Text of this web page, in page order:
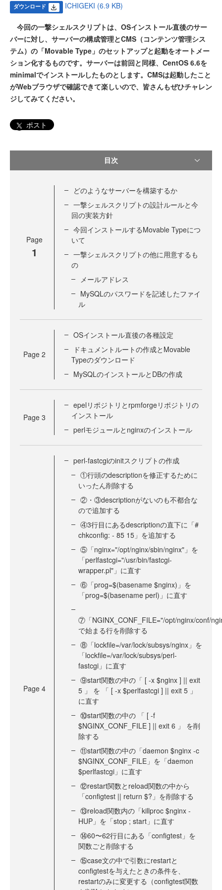
ダウンロード ICHIGEKI (6.9 KB)
今回の一撃シェルスクリプトは、OSインストール直後のサー
バーに対し、サーバーの構成管理とCMS（コンテンツ管理シス
テム）の「Movable Type」のセットアップと起動をオートメー
ション化するものです。サーバーは前回と同様、CentOS 6.6を
minimalでインストールしたものとします。CMSは起動したこと
がWebブラウザで確認できて楽しいので、皆さんもぜひチャレン
ジしてみてください。
ポスト
目次
Page
1
どのようなサーバーを構築するか
一撃シェルスクリプトの設計ルールと今
回の実装方針
今回インストールするMovable Typeにつ
いて
一撃シェルスクリプトの他に用意するも
の
メールアドレス
MySQLのパスワードを記述したファイ
ル
Page 2
OSインストール直後の各種設定
ドキュメントルートの作成とMovable
Typeのダウンロード
MySQLのインストールとDBの作成
Page 3
epelリポジトリとrpmforgeリポジトリの
インストール
perlモジュールとnginxのインストール
Page 4
perl-fastcgiのinitスクリプトの作成
①行頭のdescriptionを修正するために
いったん削除する
②・③descriptionがないのも不都合な
ので追加する
④3行目にあるdescriptionの直下に「#
chkconfig: - 85 15」を追加する
⑤「nginx="/opt/nginx/sbin/nginx"」を
「perlfastcgi="/usr/bin/fastcgi-
wrapper.pl"」に直す
⑥「prog=$(basename $nginx)」を
「prog=$(basename perl)」に直す
⑦「NGINX_CONF_FILE="/opt/nginx/conf/
で始まる行を削除する
⑧「lockfile=/var/lock/subsys/nginx」を
「lockfile=/var/lock/subsys/perl-
fastcgi」に直す
⑨start関数の中の「 [ -x $nginx ] || exit
5 」 を 「 [ -x $perlfastcgi ] || exit 5 」
に直す
⑩start関数の中の 「 [ -f
$NGINX_CONF_FILE ] || exit 6 」 を削
除する
⑪start関数の中の「daemon $nginx -c
$NGINX_CONF_FILE」を「daemon
$perlfastcgi」に直す
⑫restart関数とreload関数の中から
「configtest || return $?」を削除する
⑬reload関数内の「killproc $nginx -
HUP」を「stop ; start」に直す
⑭60〜62行目にある「configtest」を
関数ごと削除する
⑮case文の中で引数にrestartと
configtestを与えたときの条件を、
restartのみに変更する（configtest関数